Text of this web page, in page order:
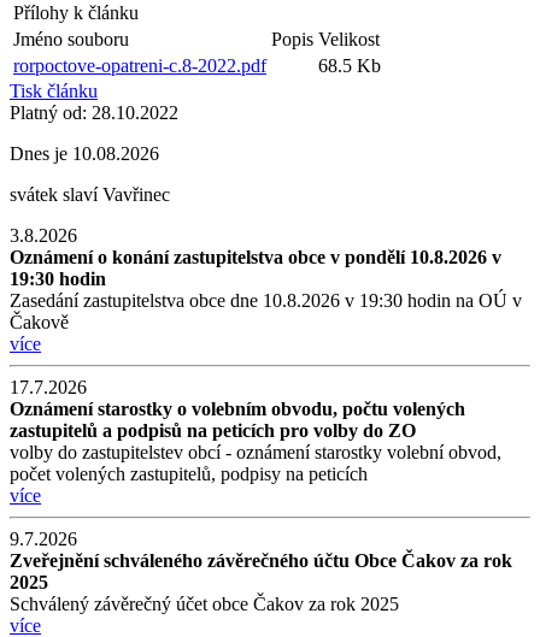
Přílohy k článku
Jméno souboru
Popis Velikost
rorpoctove-opatreni-c.8-2022.pdf
68.5 Kb
Tisk článku
Platný od: 28.10.2022
Dnes je 10.08.2026
svátek slavíVavřinec
3.8.2026
Oznámení o konání zastupitelstva obce v pondělí 10.8.2026 v
19:30 hodin
Zasedání zastupitelstva obce dne 10.8.2026 v 19:30 hodin na OÚ v
Čakově
více
17.7.2026
Oznámení starostky o volebním obvodu, počtu volených
zastupitelů a podpisů na peticích pro volby do ZO
volby do zastupitelstev obcí - oznámení starostky volební obvod,
počet volených zastupitelů, podpisy na peticích
více
9.7.2026
Zveřejnění schváleného závěrečného účtu Obce Čakov za rok
2025
Schválený závěrečný účet obce Čakov za rok 2025
více